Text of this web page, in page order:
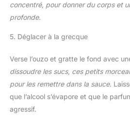
concentré, pour donner du corps et
profonde.
5. Déglacer à la grecque
Verse l’ouzo et gratte le fond avec
dissoudre les sucs, ces petits
pour les remettre dans la sauce.
que l’alcool s’évapore et que le
agressif.